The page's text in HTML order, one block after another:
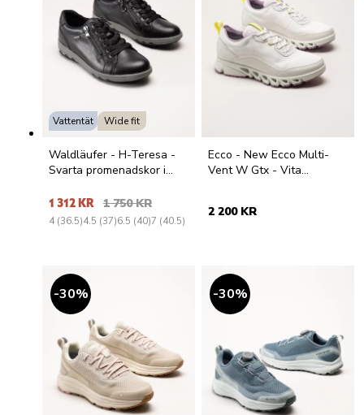
Vattentät Wide fit
Waldläufer - H-Teresa -
Svarta promenadskor i
1 312 KR 1 750 KR
4 (36.5)4.5 (37)6.5 (40)7 (40.5)
Ecco - New Ecco Multi-
Vent W Gtx - Vita
2 200 KR
30% 30%